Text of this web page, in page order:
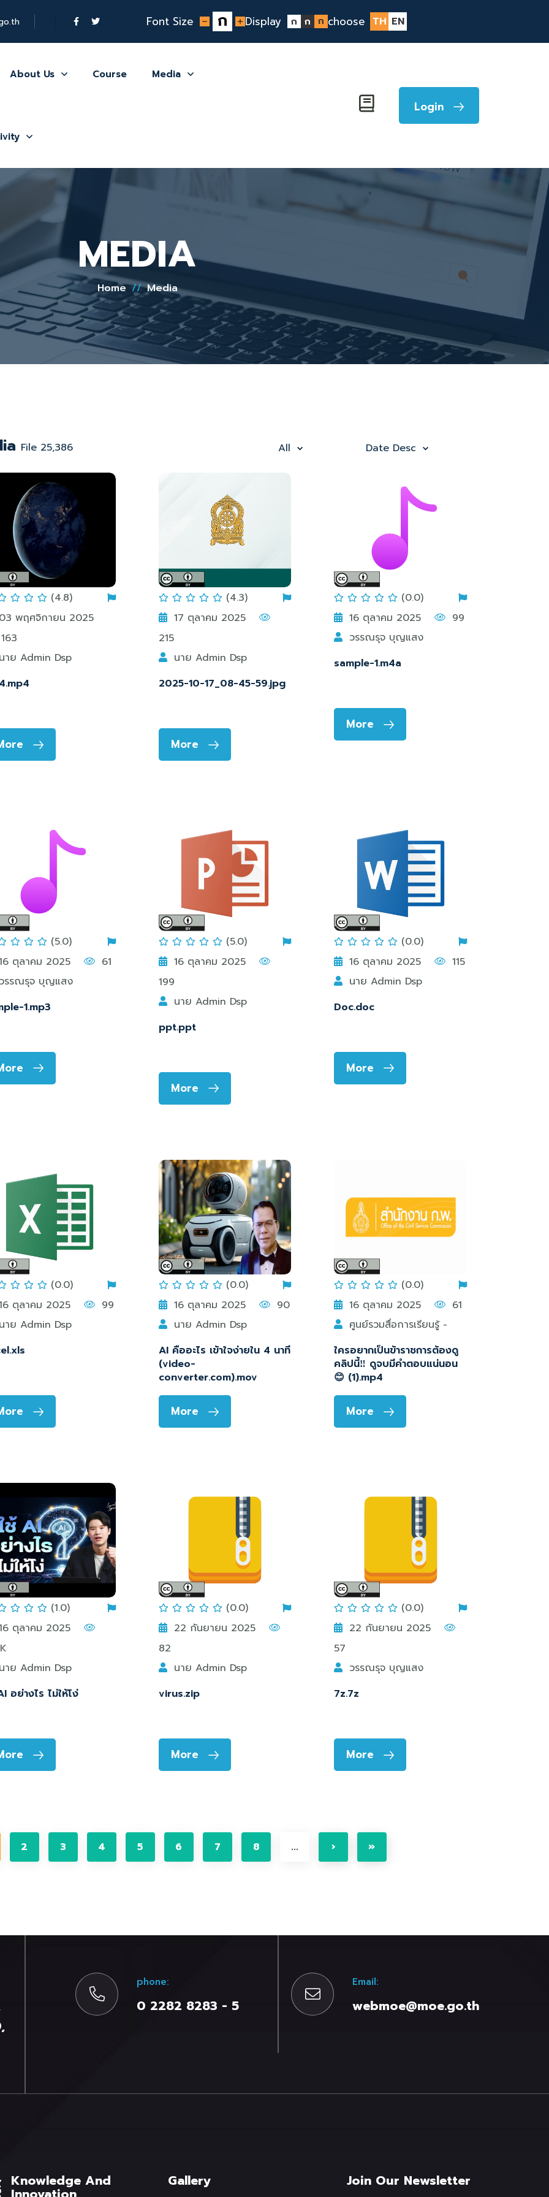
Font Size ก Display ก ก ก choose TH EN
About Us Course Media
Login
MEDIA
Home // Media
File 25,386 All Date Desc
(4.8)
พฤศจิกายน 2025
ย Admin Dsp
(4.3)
17 ตุลาคม 2025
215
นาย Admin Dsp
2025-10-17_08-45-59.jpg
More
(0.0)
16 ตุลาคม 2025
99
วรรณรุจ บุญแสง
sample-1.m4a
More
(5.0)
ตุลาคม 2025
61
รณรุจ บุญแสง
1.mp3
(5.0)
16 ตุลาคม 2025
199
นาย Admin Dsp
ppt.ppt
More
(0.0)
16 ตุลาคม 2025
115
นาย Admin Dsp
Doc.doc
More
(0.0)
ตุลาคม 2025
99
ย Admin Dsp
(0.0)
16 ตุลาคม 2025
90
นาย Admin Dsp
AI คืออะไร เข้าใจง่ายใน 4 นาที
(video-
converter.com).mov
More
(0.0)
16 ตุลาคม 2025
61
ศูนย์รวมสื่อการเรียนรู้ -
กระทรวงศึกษาธิการ
ใครอยากเป็นข้าราชการต้องดู
คลิปนี้‼️ ดูจบมีคำตอบแน่นอน
😊 (1).mp4
More
(1.0)
ตุลาคม 2025
ย Admin Dsp
อย่างไร ไม่ให้โง่
(0.0)
22 กันยายน 2025
82
นาย Admin Dsp
virus.zip
More
(0.0)
22 กันยายน 2025
57
วรรณรุจ บุญแสง
7z.7z
More
2 3 4 5 6 7 8 ... › »
phone:
0 2282 8283 - 5
Email:
webmoe@moe.go.th
Knowledge And Gallery Join Our Newsletter